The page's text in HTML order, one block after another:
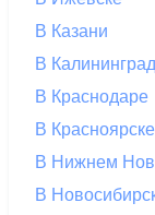
В Казани
В
В Краснодаре
В Красноярске
В Нижнем
В